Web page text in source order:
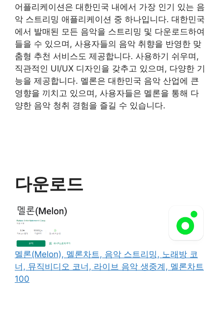
어플리케이션은 대한민국 내에서 가장 인기 있는 음
악 스트리밍 애플리케이션 중 하나입니다. 대한민국
에서 발매된 모든 음악을 스트리밍 및 다운로드하여
들을 수 있으며, 사용자들의 음악 취향을 반영한 맞
춤형 추천 서비스도 제공합니다. 사용하기 쉬우며,
직관적인 UI/UX 디자인을 갖추고 있으며, 다양한 기
능을 제공합니다. 멜론은 대한민국 음악 산업에 큰
영향을 끼치고 있으며, 사용자들은 멜론을 통해 다
양한 음악 청취 경험을 즐길 수 있습니다.
다운로드
멜론(Melon), 멜론차트, 음악 스트리밍, 노래방 코
너, 뮤직비디오 코너, 라이브 음악 생중계, 멜론차트
100